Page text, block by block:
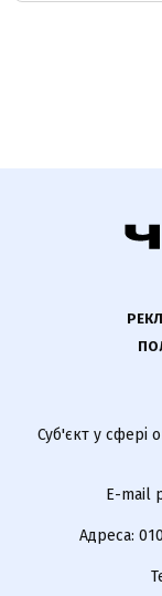
Суб'єкт у сфері
E-mail
Адреса: